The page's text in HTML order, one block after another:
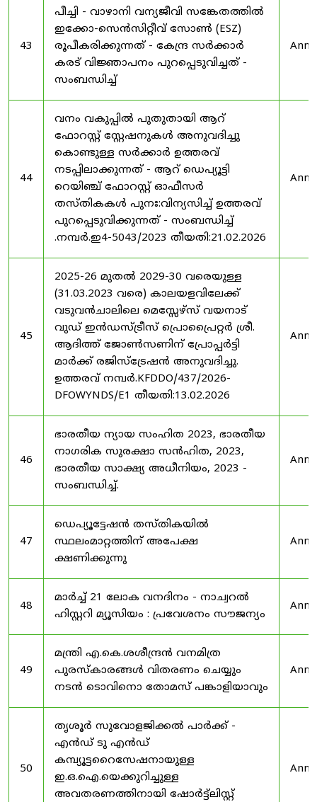
43
പീച്ചി - വാഴാനി വന്യജീവി സങ്കേതത്തിൽ
ഇക്കോ-സെൻസിറ്റീവ് സോൺ (ESZ)
രൂപീകരിക്കുന്നത് - കേന്ദ്ര സർക്കാർ
കരട് വിജ്ഞാപനം പുറപ്പെടുവിച്ചത് -
സംബന്ധിച്ച്
44
വനം വകുപ്പിൽ പുതുതായി ആറ്
ഫോറസ്റ്റ് സ്റ്റേഷനുകൾ അനുവദിച്ചു
കൊണ്ടുള്ള സർക്കാർ ഉത്തരവ്
നടപ്പിലാക്കുന്നത് - ആറ് ഡെപ്യൂട്ടി
റെയിഞ്ച് ഫോറസ്റ്റ് ഓഫീസർ
തസ്തികകൾ പുനഃ:വിന്യസിച്ച് ഉത്തരവ്
പുറപ്പെടുവിക്കുന്നത് - സംബന്ധിച്ച്
.നമ്പർ.ഇ4-5043/2023 തീയതി:21.02.2026
45
2025-26 മുതൽ 2029-30 വരെയുള്ള
(31.03.2023 വരെ) കാലയളവിലേക്ക്
വടുവൻചാലിലെ മെസ്സേഴ്സ് വയനാട്
വുഡ് ഇൻഡസ്ട്രീസ് പ്രൊപ്രൈറ്റർ ശ്രീ.
ആദിത്ത് ജോൺസണിന് പ്രോപ്പർട്ടി
മാർക്ക് രജിസ്ട്രേഷൻ അനുവദിച്ചു.
ഉത്തരവ് നമ്പർ.KFDDO/437/2026-
DFOWYNDS/E1 തീയതി:13.02.2026
46
ഭാരതീയ ന്യായ സംഹിത 2023, ഭാരതീയ
നാഗരിക സുരക്ഷാ സൻഹിത, 2023,
ഭാരതീയ സാക്ഷ്യ അധീനിയം, 2023 -
സംബന്ധിച്ച്.
47
ഡെപ്യൂട്ടേഷൻ തസ്തികയിൽ
സ്ഥലംമാറ്റത്തിന് അപേക്ഷ
ക്ഷണിക്കുന്നു
48
മാർച്ച് 21 ലോക വനദിനം - നാച്വറൽ
ഹിസ്റ്ററി മ്യൂസിയം : പ്രവേശനം സൗജന്യം
49
മന്ത്രി എ.കെ.ശശീന്ദ്രൻ വനമിത്ര
പുരസ്‌കാരങ്ങൾ വിതരണം ചെയ്യും
നടൻ ടൊവിനൊ തോമസ് പങ്കാളിയാവും
50
തൃശൂർ സുവോളജിക്കൽ പാർക്ക് -
എൻഡ് ടു എൻഡ്
കമ്പ്യൂട്ടറൈസേഷനായുള്ള
ഇ.ഒ.ഐ.യെക്കുറിച്ചുള്ള
അവതരണത്തിനായി ഷോർട്ട്‌ലിസ്റ്റ്